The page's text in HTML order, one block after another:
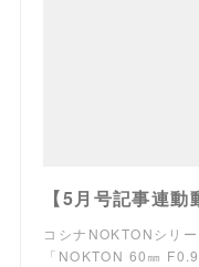
コシナNOKTONシリ
「NOKTON 60㎜